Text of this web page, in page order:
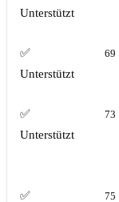
Unterstützt
✅
Unterstützt
69
✅
Unterstützt
73
✅
75